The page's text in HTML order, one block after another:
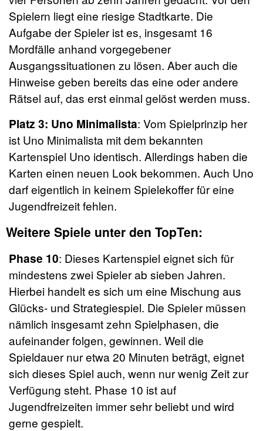
Spielern liegt eine riesige Stadtkarte. Die
Aufgabe der Spieler ist es, insgesamt 16
Mordfälle anhand vorgegebener
Ausgangssituationen zu lösen. Aber auch die
Hinweise geben bereits das eine oder andere
Rätsel auf, das erst einmal gelöst werden muss.
Platz 3: Uno Minimalista: Vom Spielprinzip her
ist Uno Minimalista mit dem bekannten
Kartenspiel Uno identisch. Allerdings haben die
Karten einen neuen Look bekommen. Auch Uno
darf eigentlich in keinem Spielekoffer für eine
Jugendfreizeit fehlen.
Weitere Spiele unter den TopTen:
Phase 10: Dieses Kartenspiel eignet sich für
mindestens zwei Spieler ab sieben Jahren.
Hierbei handelt es sich um eine Mischung aus
Glücks- und Strategiespiel. Die Spieler müssen
nämlich insgesamt zehn Spielphasen, die
aufeinander folgen, gewinnen. Weil die
Spieldauer nur etwa 20 Minuten beträgt, eignet
sich dieses Spiel auch, wenn nur wenig Zeit zur
Verfügung steht. Phase 10 ist auf
Jugendfreizeiten immer sehr beliebt und wird
gerne gespielt.